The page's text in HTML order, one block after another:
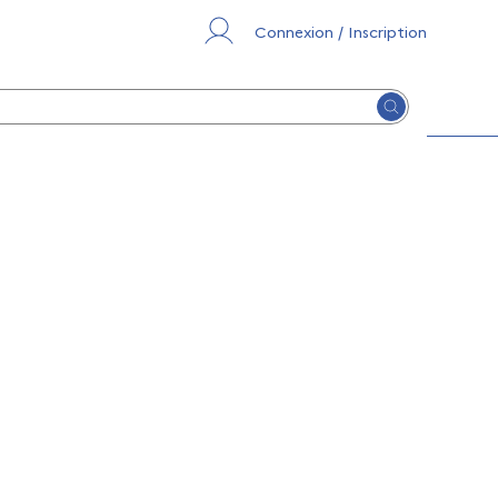
Connexion / Inscription
Lancer la